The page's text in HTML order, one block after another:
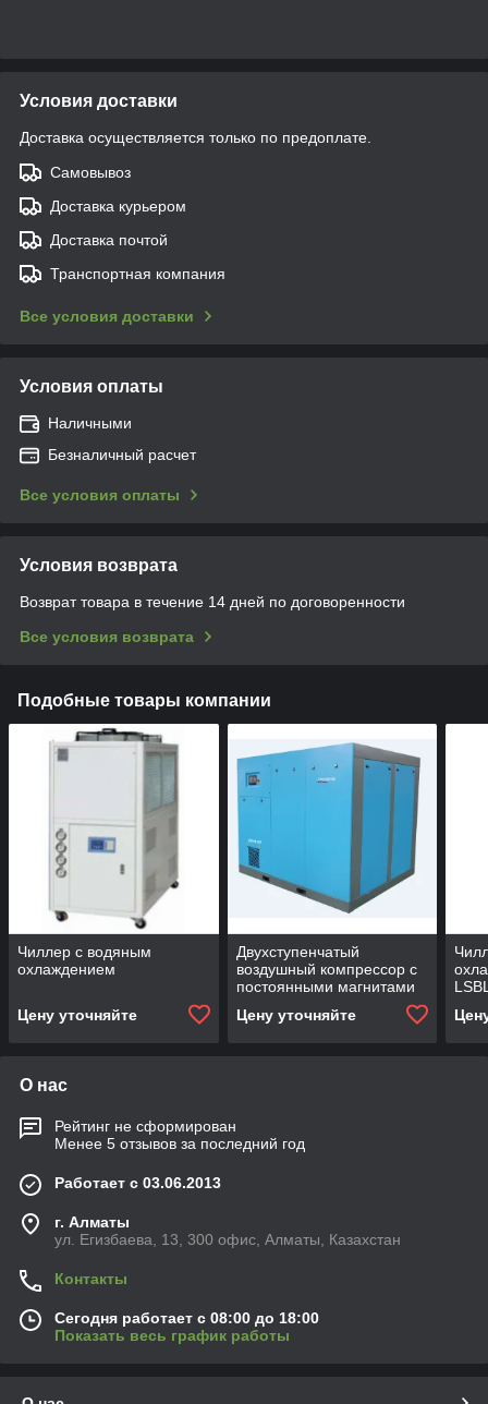
Условия доставки
Доставка осуществляется только по предоплате.
Самовывоз
Доставка курьером
Доставка почтой
Транспортная компания
Все условия доставки
Условия оплаты
Наличными
Безналичный расчет
Все условия оплаты
Условия возврата
Возврат товара в течение 14 дней по договоренности
Все условия возврата
Подобные товары компании
Чиллер с водяным
охлаждением
Цену уточняйте
Двухступенчатый
воздушный компрессор с
постоянными магнитами
Цену уточняйте
О нас
Рейтинг не сформирован
Менее 5 отзывов за последний год
Работает с 03.06.2013
г. Алматы
ул. Егизбаева, 13, 300 офис, Алматы, Казахстан
Контакты
Сегодня работает с 08:00 до 18:00
Показать весь график работы